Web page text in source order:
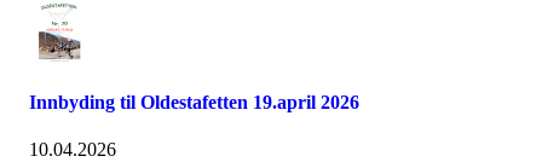
Innbyding til Oldestafetten 19.april 2026
10.04.2026